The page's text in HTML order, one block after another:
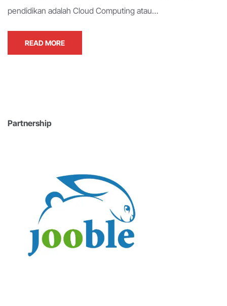
pendidikan adalah Cloud Computing atau…
READ MORE
Partnership